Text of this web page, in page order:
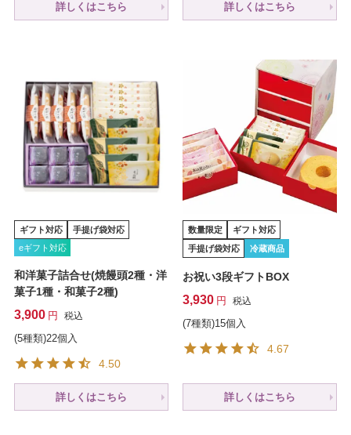
詳しくはこちら 詳しくはこちら
ギフト対応
手提げ袋対応
eギフト対応
和洋菓子詰合せ(焼饅頭2種・洋
菓子1種・和菓子2種)
3,900 税込
(5種類)22個入
4.50
詳しくはこちら
数量限定 ギフト対応
手提げ袋対応 冷蔵商品
お祝い3段ギフトBOX
3,930 税込
(7種類)15個入
4.67
詳しくはこちら